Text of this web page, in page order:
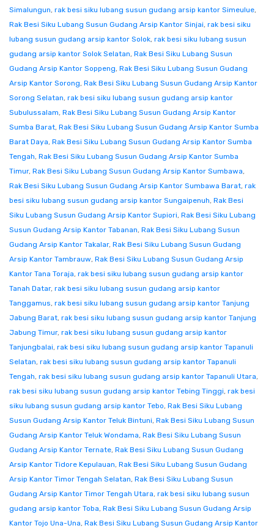
Simalungun, rak besi siku lubang susun gudang arsip kantor Simeulue,
Rak Besi Siku Lubang Susun Gudang Arsip Kantor Sinjai, rak besi siku
lubang susun gudang arsip kantor Solok, rak besi siku lubang susun
gudang arsip kantor Solok Selatan, Rak Besi Siku Lubang Susun
Gudang Arsip Kantor Soppeng, Rak Besi Siku Lubang Susun Gudang
Arsip Kantor Sorong, Rak Besi Siku Lubang Susun Gudang Arsip Kantor
Sorong Selatan, rak besi siku lubang susun gudang arsip kantor
Subulussalam, Rak Besi Siku Lubang Susun Gudang Arsip Kantor
Sumba Barat, Rak Besi Siku Lubang Susun Gudang Arsip Kantor Sumba
Barat Daya, Rak Besi Siku Lubang Susun Gudang Arsip Kantor Sumba
Tengah, Rak Besi Siku Lubang Susun Gudang Arsip Kantor Sumba
Timur, Rak Besi Siku Lubang Susun Gudang Arsip Kantor Sumbawa,
Rak Besi Siku Lubang Susun Gudang Arsip Kantor Sumbawa Barat, rak
besi siku lubang susun gudang arsip kantor Sungaipenuh, Rak Besi
Siku Lubang Susun Gudang Arsip Kantor Supiori, Rak Besi Siku Lubang
Susun Gudang Arsip Kantor Tabanan, Rak Besi Siku Lubang Susun
Gudang Arsip Kantor Takalar, Rak Besi Siku Lubang Susun Gudang
Arsip Kantor Tambrauw, Rak Besi Siku Lubang Susun Gudang Arsip
Kantor Tana Toraja, rak besi siku lubang susun gudang arsip kantor
Tanah Datar, rak besi siku lubang susun gudang arsip kantor
Tanggamus, rak besi siku lubang susun gudang arsip kantor Tanjung
Jabung Barat, rak besi siku lubang susun gudang arsip kantor Tanjung
Jabung Timur, rak besi siku lubang susun gudang arsip kantor
Tanjungbalai, rak besi siku lubang susun gudang arsip kantor Tapanuli
Selatan, rak besi siku lubang susun gudang arsip kantor Tapanuli
Tengah, rak besi siku lubang susun gudang arsip kantor Tapanuli Utara,
rak besi siku lubang susun gudang arsip kantor Tebing Tinggi, rak besi
siku lubang susun gudang arsip kantor Tebo, Rak Besi Siku Lubang
Susun Gudang Arsip Kantor Teluk Bintuni, Rak Besi Siku Lubang Susun
Gudang Arsip Kantor Teluk Wondama, Rak Besi Siku Lubang Susun
Gudang Arsip Kantor Ternate, Rak Besi Siku Lubang Susun Gudang
Arsip Kantor Tidore Kepulauan, Rak Besi Siku Lubang Susun Gudang
Arsip Kantor Timor Tengah Selatan, Rak Besi Siku Lubang Susun
Gudang Arsip Kantor Timor Tengah Utara, rak besi siku lubang susun
gudang arsip kantor Toba, Rak Besi Siku Lubang Susun Gudang Arsip
Kantor Tojo Una-Una, Rak Besi Siku Lubang Susun Gudang Arsip Kantor